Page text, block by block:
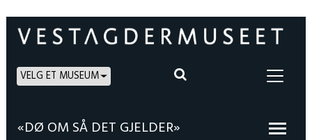
VELG ET MUSEUM
«DØ OM SÅ DET GJELDER»